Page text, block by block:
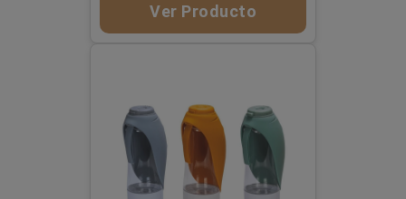
Ver Producto